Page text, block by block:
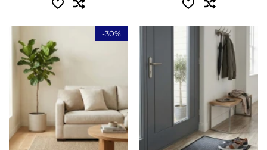
-30%
Доступные размеры:
0.60x1.10 - 540 грн
0.80x1.50 - 900 грн
0.80x2.50 - 1440 грн
1.20x1.70 - 1485 грн
Доступные размеры:
0.40x0.60 - 315 грн
0.50x0.80 - 405 грн
ПОДРОБНЕЕ